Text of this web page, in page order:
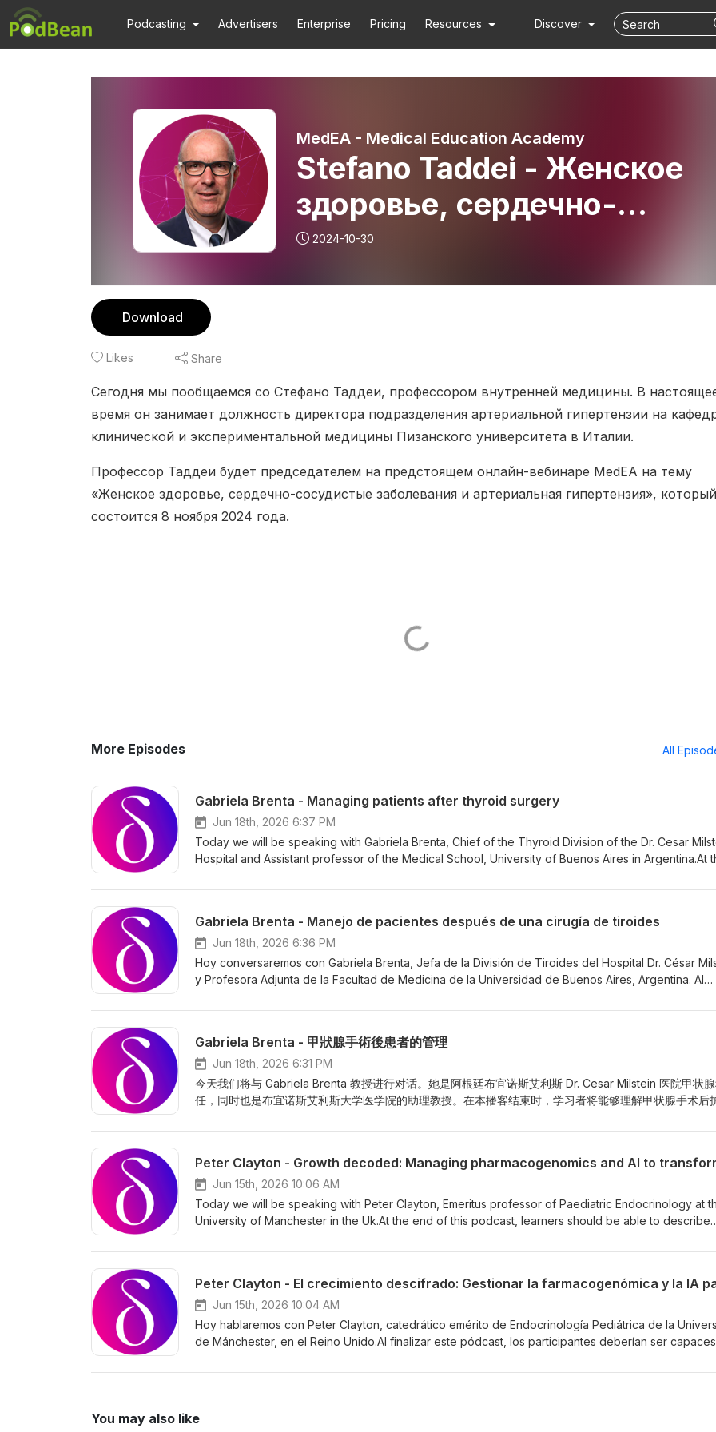
Podcasting Advertisers Enterprise Pricing Resources Discover
MedEA - Medical Education Academy
Stefano Taddei - Женское
здоровье, сердечно-
сосудистые заболевания и
артериальная гипертензия
2024-10-30
Download
Likes Share
Сегодня мы пообщаемся со Стефано Таддеи, профессором внутренней медицины. В
время он занимает должность директора подразделения артериальной гипертензии на
клинической и экспериментальной медицины Пизанского университета в Италии.
Профессор Таддеи будет председателем на предстоящем онлайн-вебинаре MedEA на тему
«Женское здоровье, сердечно-сосудистые заболевания и артериальная гипертензия», который
состоится 8 ноября 2024 года.
More Episodes All
Gabriela Brenta - Managing patients after thyroid surgery
Jun 18th, 2026 6:37 PM
Today we will be speaking with Gabriela Brenta, Chief of the Thyroid Division of the Dr. Cesar
Hospital and Assistant professor of the Medical School, University of Buenos Aires in Argentina.At
surgery and the need for personalised and long term treatment of patients, as well as
continuing medical education programme entitled Hypothyroidism 2026 Importance of Personalised
treatment targeting endocrinologists and other healthcare professionals involved in the diagnosis
management of thyroid disorders.
Gabriela Brenta - Manejo de pacientes después de una cirugía de tiroides
Jun 18th, 2026 6:36 PM
Hoy conversaremos con Gabriela Brenta, Jefa de la División de Tiroides del Hospital Dr. César
y Profesora Adjunta de la Facultad de Medicina de la Universidad de Buenos Aires, Argentina. Al
cirugía de tiroides y la necesidad de un tratamiento personalizado y a largo plazo, así como la
parte del programa de educación médica continua titulado «Hipotiroidismo 2026: Importancia del
Tratamiento Personalizado», dirigido a endocrinólogos y otros profesionales de la salud
en el diagnóstico y manejo de los trastornos tiroideos.
Gabriela Brenta - 甲狀腺手術後患者的管理
Jun 18th, 2026 6:31 PM
今天我们将与 Gabriela Brenta 教授进行对话。她是阿根廷布宜诺斯艾利斯 Dr. Cesar Milstein 医院甲状
任，同时也是布宜诺斯艾利斯大学医学院的助理教授。在本播客结束时，学习者将能够理解甲状腺手术后
位提升其生活质量是一个复杂的过程。本播客隶属于继续医学教育计划《2026 甲状腺功能减退症：个体
Jun 15th, 2026 10:06 AM
Today we will be speaking with Peter Clayton, Emeritus professor of Paediatric Endocrinology at
University of Manchester in the Uk.At the end of this podcast, learners should be able to describe
disorders.This podcast is part of the continuing medical education programme in entitled “Digital
paediatricians working in growth disorder management and those in general practise.Some
may be of interest also to specialist growth disorder nurses.
Jun 15th, 2026 10:04 AM
Hoy hablaremos con Peter Clayton, catedrático emérito de Endocrinología Pediátrica de la
de Mánchester, en el Reino Unido.Al finalizar este pódcast, los participantes deberían ser
pacientes con trastornos del crecimiento.Este pódcast forma parte del programa de formación
los trastornos del crecimiento y a médicos de atención primaria.Algunos contenidos también
You may also like